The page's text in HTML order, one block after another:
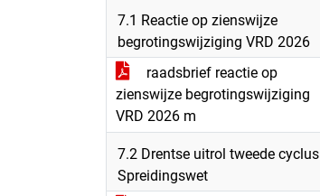
7.1 Reactie op zienswijze
begrotingswijziging VRD 2026
raadsbrief reactie op
zienswijze begrotingswijziging
VRD 2026 m
7.2 Drentse uitrol tweede cyclus
Spreidingswet